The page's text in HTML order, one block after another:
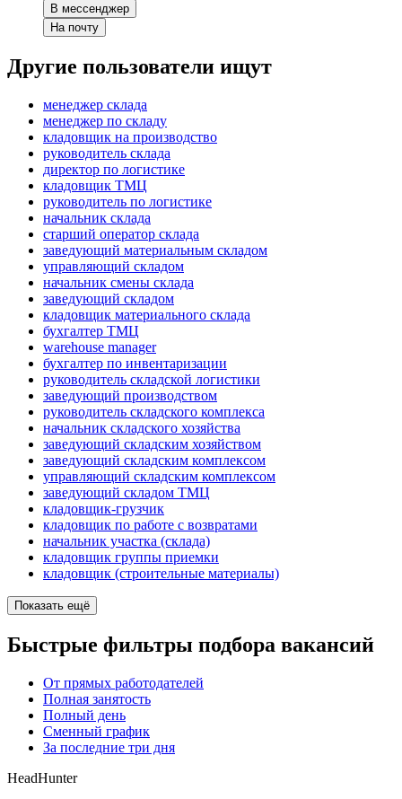
В мессенджер
На почту
Другие пользователи ищут
менеджер склада
менеджер по складу
кладовщик на производство
руководитель склада
директор по логистике
кладовщик ТМЦ
руководитель по логистике
начальник склада
старший оператор склада
заведующий материальным складом
управляющий складом
начальник смены склада
заведующий складом
кладовщик материального склада
бухгалтер ТМЦ
warehouse manager
бухгалтер по инвентаризации
руководитель складской логистики
заведующий производством
руководитель складского комплекса
начальник складского хозяйства
заведующий складским хозяйством
заведующий складским комплексом
управляющий складским комплексом
заведующий складом ТМЦ
кладовщик-грузчик
кладовщик по работе с возвратами
начальник участка (склада)
кладовщик группы приемки
кладовщик (строительные материалы)
Показать ещё
Быстрые фильтры подбора вакансий
От прямых работодателей
Полная занятость
Полный день
Сменный график
За последние три дня
HeadHunter